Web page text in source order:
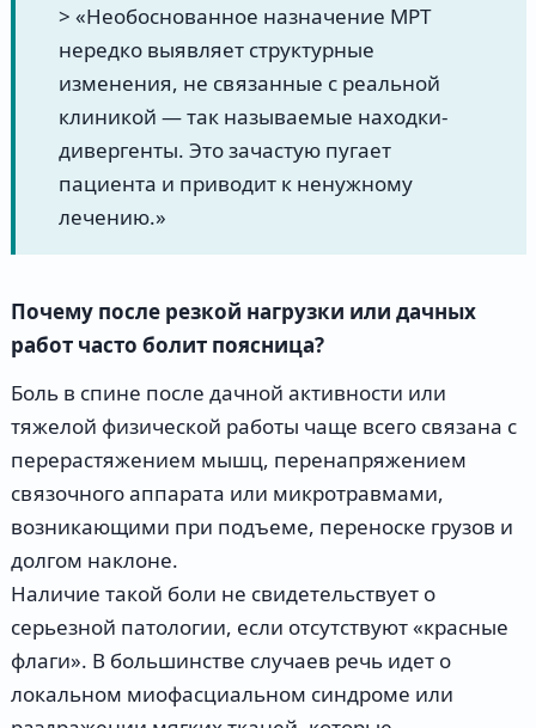
> «Необоснованное назначение МРТ
нередко выявляет структурные
изменения, не связанные с реальной
клиникой — так называемые находки-
дивергенты. Это зачастую пугает
пациента и приводит к ненужному
лечению.»
Почему после резкой нагрузки или дачных
работ часто болит поясница?
Боль в спине после дачной активности или
тяжелой физической работы чаще всего связана с
перерастяжением мышц, перенапряжением
связочного аппарата или микротравмами,
возникающими при подъеме, переноске грузов и
долгом наклоне.
Наличие такой боли не свидетельствует о
серьезной патологии, если отсутствуют «красные
флаги». В большинстве случаев речь идет о
локальном миофасциальном синдроме или